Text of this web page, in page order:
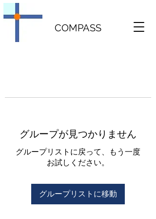
COMPASS
グループが見つかりません
グループリストに戻って、もう一度
お試しください。
グループリストに移動